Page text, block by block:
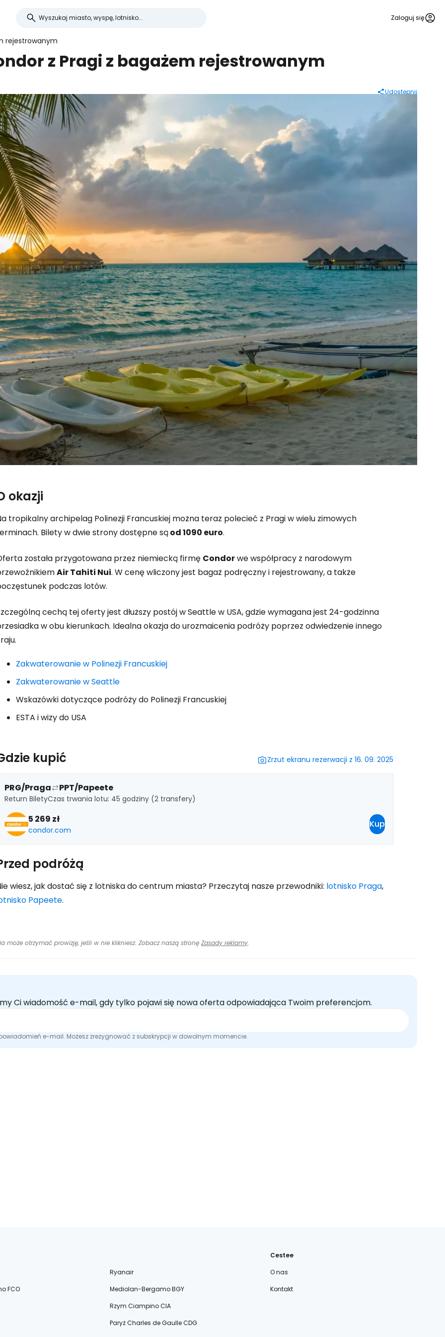
Zaloguj się
rejestrowanym
z Pragi z bagażem rejestrowanym
Udostępnij
okazji
tropikalny archipelag Polinezji Francuskiej można teraz polecieć z Pragi w wielu zimowych
Bilety w dwie strony dostępne sąod 1090 euro.
została przygotowana przez niemiecką firmę Condorwe współpracy z narodowym
Air Tahiti Nui. W cenę wliczony jest bagaż podręczny i rejestrowany, a także
podczas lotów.
cechą tej oferty jest dłuższy postój w Seattle w USA, gdzie wymagana jest 24-godzinna
w obu kierunkach. Idealna okazja do urozmaicenia podróży poprzez odwiedzenie innego
Zakwaterowanie w Polinezji Francuskiej
Zakwaterowanie w Seattle
Wskazówki dotyczące podróży do Polinezji Francuskiej
ESTA i wizy do USA
kupić Zrzut ekranu rezerwacji z 16. 09. 2025
PRG/Praga PPT/Papeete
Return BiletyCzas trwania lotu: 45 godziny (2 transfery)
5 269 zł
condor.com
Kup
podróżą
wiesz, jak dostać się z lotniska do centrum miasta? Przeczytaj nasze przewodniki: lotnisko Praga,
Papeete.
może otrzymać prowizję, jeśli w nie klikniesz. Zobacz naszą stronę Zasady reklamy.
Ci wiadomość e-mail, gdy tylko pojawi się nowa oferta odpowiadająca Twoim preferencjom.
e-mail. Możesz zrezygnować z subskrypcji w dowolnym momencie.
Ryanair
FCO
Mediolan-Bergamo BGY
Rzym Ciampino CIA
Paryż Charles de Gaulle CDG
Cestee
O nas
Kontakt
Zaloguj się do Cestee
... światowej społeczności podróżniczej